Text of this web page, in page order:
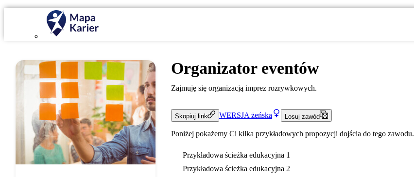
Organizator eventów
Zajmuję się organizacją imprez rozrywkowych.
Skopiuj link WERSJA żeńska Losuj zawód
Poniżej pokażemy Ci kilka przykładowych propozycji dojścia do tego zawodu.
Przykładowa ścieżka edukacyjna 1
Przykładowa ścieżka edukacyjna 2